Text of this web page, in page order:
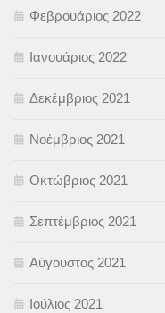
Φεβρουάριος 2022
Ιανουάριος 2022
Δεκέμβριος 2021
Νοέμβριος 2021
Οκτώβριος 2021
Σεπτέμβριος 2021
Αύγουστος 2021
Ιούλιος 2021